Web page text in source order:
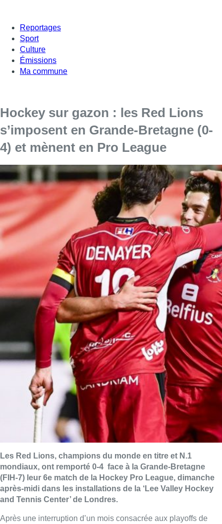
Reportages
Sport
Culture
Émissions
Ma commune
Hockey sur gazon : les Red Lions
s’imposent en Grande-Bretagne (0-
4) et mènent en Pro League
Les Red Lions, champions du monde en titre et N.1
mondiaux, ont remporté 0-4 face à la Grande-Bretagne
(FIH-7) leur 6e match de la Hockey Pro League, dimanche
après-midi dans les installations de la ‘Lee Valley Hockey
and Tennis Center’ de Londres.
Après une interruption d’un mois consacrée aux playoffs de